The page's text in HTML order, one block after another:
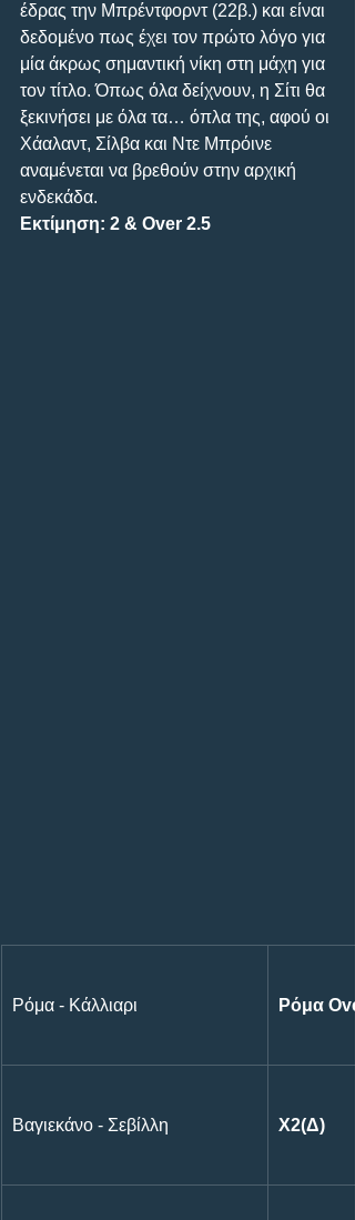
έδρας την Μπρέντφορντ (22β.) και είναι
δεδομένο πως έχει τον πρώτο λόγο για
μία άκρως σημαντική νίκη στη μάχη για
τον τίτλο. Όπως όλα δείχνουν, η Σίτι θα
ξεκινήσει με όλα τα… όπλα της, αφού οι
Χάαλαντ, Σίλβα και Ντε Μπρόινε
αναμένεται να βρεθούν στην αρχική
ενδεκάδα.
Εκτίμηση: 2 & Over 2.5
Ρόμα - Κάλλιαρι Ρόμα
Βαγιεκάνο - Σεβίλλη Χ2(Δ)